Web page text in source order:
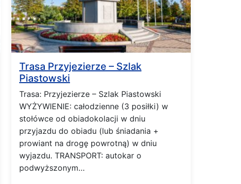
Trasa Przyjezierze – Szlak
Piastowski
Trasa: Przyjezierze – Szlak Piastowski
WYŻYWIENIE: całodzienne (3 posiłki) w
stołówce od obiadokolacji w dniu
przyjazdu do obiadu (lub śniadania +
prowiant na drogę powrotną) w dniu
wyjazdu. TRANSPORT: autokar o
podwyższonym…